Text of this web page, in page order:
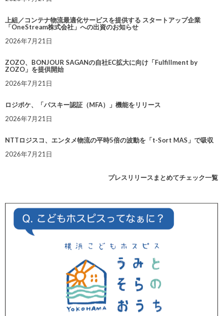
上組／コンテナ物流最適化サービスを提供する スタートアップ企業
「OneStream株式会社」への出資のお知らせ
2026年7月21日
ZOZO、BONJOUR SAGANの自社EC拡大に向け「Fulfillment by
ZOZO」を提供開始
2026年7月21日
ロジポケ、「パスキー認証（MFA）」機能をリリース
2026年7月21日
NTTロジスコ、エンタメ物流の平時5倍の波動を「t-Sort MAS」で吸収
2026年7月21日
プレスリリースまとめてチェック一覧